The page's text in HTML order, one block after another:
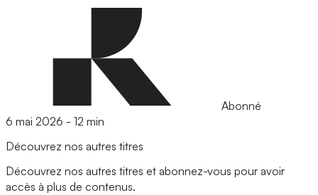
Abonné
6 mai 2026 - 12 min
Découvrez nos autres titres
Découvrez nos autres titres et abonnez-vous pour avoir
accès à plus de contenus.